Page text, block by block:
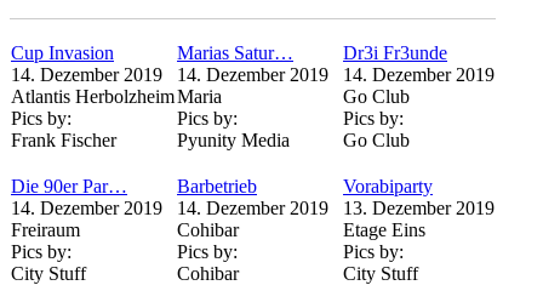
Cup Invasion
14. Dezember 2019
Atlantis Herbolzheim
Pics by:
Frank Fischer
Marias Satur…
14. Dezember 2019
Maria
Pics by:
Pyunity Media
Dr3i Fr3unde
14. Dezember 2019
Go Club
Pics by:
Go Club
Die 90er Par…
14. Dezember 2019
Freiraum
Pics by:
City Stuff
Barbetrieb
14. Dezember 2019
Cohibar
Pics by:
Cohibar
Vorabiparty
13. Dezember 2019
Etage Eins
Pics by:
City Stuff